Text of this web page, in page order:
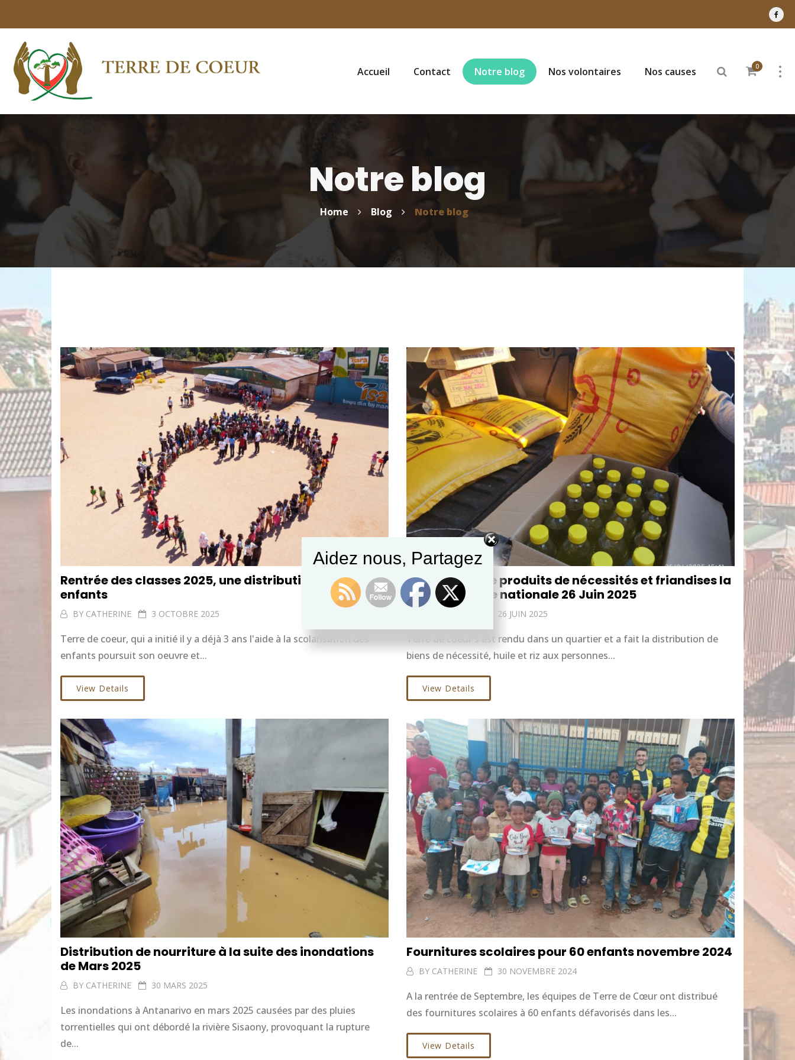
Accueil Contact Notre blog Nos volontaires Nos causes 0
Notre blog
Home Blog Notre blog
Rentrée des classes 2025, une distribution à 350
enfants
BY CATHERINE 3 OCTOBRE 2025
Terre de coeur, qui a initié il y a déjà 3 ans l'aide à la scolarisation des
enfants poursuit son oeuvre et...
View Details
Distribution de produits de nécessités et friandises la
veille de la fête nationale 26 Juin 2025
26 JUIN 2025
Terre de coeur s'est rendu dans un quartier et a fait la distribution de
biens de nécessité, huile et riz aux personnes...
View Details
Distribution de nourriture à la suite des inondations
de Mars 2025
BY CATHERINE 30 MARS 2025
Les inondations à Antanarivo en mars 2025 causées par des pluies
torrentielles qui ont débordé la rivière Sisaony, provoquant la rupture
de...
Fournitures scolaires pour 60 enfants novembre 2024
BY CATHERINE 30 NOVEMBRE 2024
A la rentrée de Septembre, les équipes de Terre de Cœur ont distribué
des fournitures scolaires à 60 enfants défavorisés dans les...
View Details
Aidez nous, Partagez